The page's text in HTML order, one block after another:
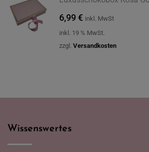
6,99 € inkl. MwSt
inkl. 19 % MwSt.
zzgl. Versandkosten
Wissenswertes